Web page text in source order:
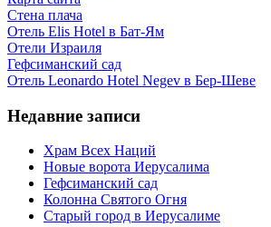
Стена плача
Отель Elis Hotel в Бат-Ям
Отели Израиля
Гефсиманский сад
Отель Leonardo Hotel Negev в Бер-Шеве
Недавние записи
Храм Всех Наций
Новые ворота Иерусалима
Гефсиманский сад
Колонна Святого Огня
Старый город в Иерусалиме